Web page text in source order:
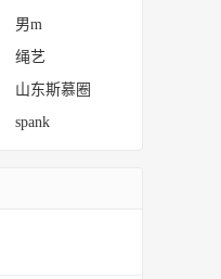
男m
绳艺
山东斯慕圈
spank